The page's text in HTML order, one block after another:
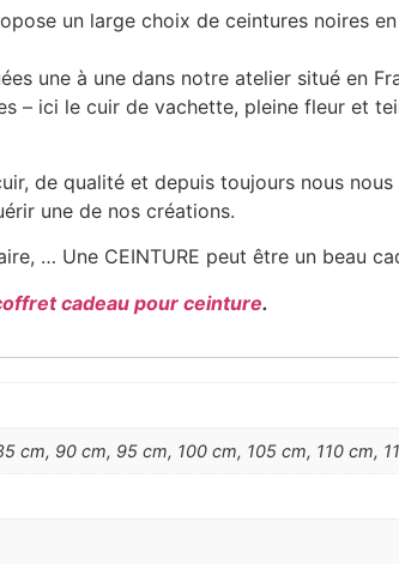
un large choix de ceintures noires
une à une dans notre atelier situé en
– ici le cuir de vachette, pleine fleur et
de qualité et depuis toujours nous
une de nos créations.
… Une CEINTURE peut être un beau
cadeau pour ceinture.
cm, 90 cm, 95 cm, 100 cm, 105 cm, 110 cm,